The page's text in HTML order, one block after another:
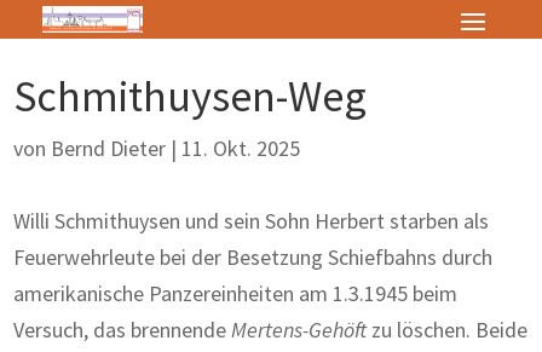
Schmithuysen-Weg
von Bernd Dieter | 11. Okt. 2025
Willi Schmithuysen und sein Sohn Herbert starben als
Feuerwehrleute bei der Besetzung Schiefbahns durch
amerikanische Panzereinheiten am 1.3.1945 beim
Versuch, das brennendeMertens-Gehöftzu löschen. Beide